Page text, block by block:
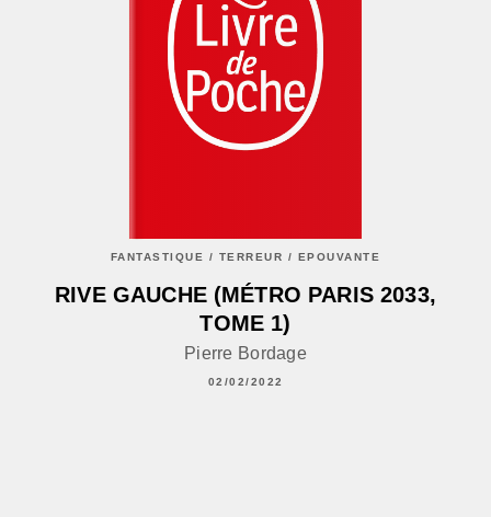
FANTASTIQUE / TERREUR / EPOUVANTE
RIVE GAUCHE (MÉTRO PARIS 2033,
TOME 1)
Pierre Bordage
02/02/2022